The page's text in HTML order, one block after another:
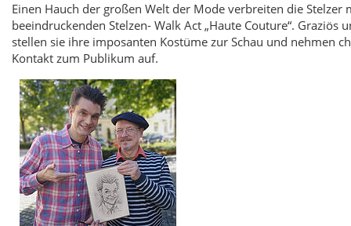
Einen Hauch der großen Welt der Mode verbreiten die Stelzer
beeindruckenden Stelzen- Walk Act „Haute Couture“. Graziös
stellen sie ihre imposanten Kostüme zur Schau und nehmen
Kontakt zum Publikum auf.